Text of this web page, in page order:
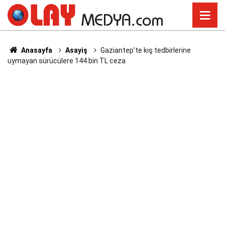
Anasayfa Asayiş
Gaziantep’te kış tedbirlerine
uymayan sürücülere 144 bin TL ceza